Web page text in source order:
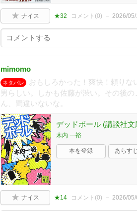
ナイス ★32 コメント(0) 2026/05/
mimomo
ネタバレ
おもしろかった！爽快！頼りな
男らしい。しかも佐藤が渋い。その後
ん、間違いないな。
デッドボール (講談社文
木内 一裕
本を登録 あらす
ナイス ★14 コメント(0) 2026/05/